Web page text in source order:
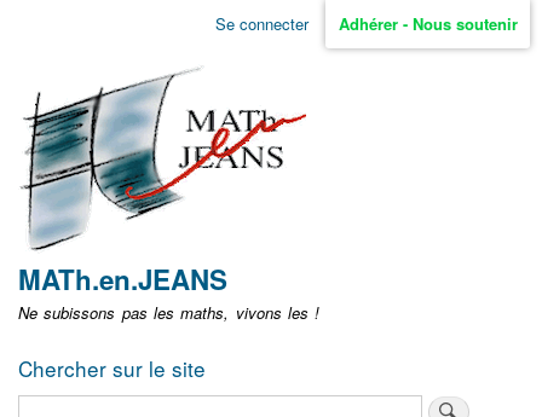
Aller
non
identifié
Se connecter Adhérer - Nous soutenir
MATh.en.JEANS
Ne subissons pas les maths, vivons les !
Chercher sur le site